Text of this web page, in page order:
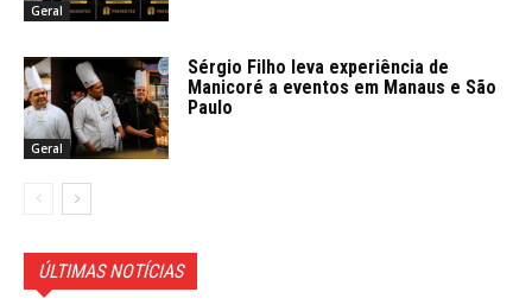
Geral
Geral
Sérgio Filho leva experiência de
Manicoré a eventos em Manaus e São
Paulo
ÚLTIMAS NOTÍCIAS